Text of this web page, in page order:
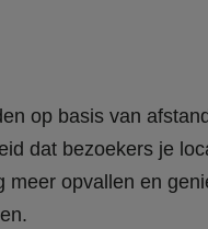
op basis van
dat bezoekers je
opvallen en